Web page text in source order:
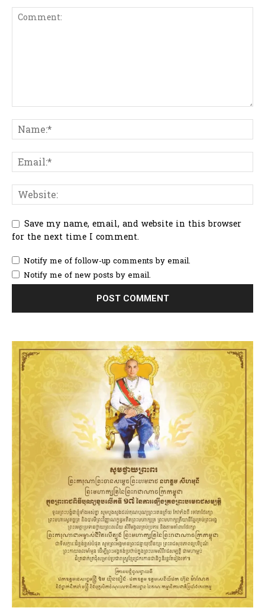
Save my name, email, and website in this browser
for the next time I comment.
Notify me of follow-up comments by email.
Notify me of new posts by email.